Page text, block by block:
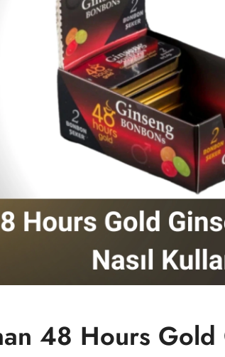
48 Hours Gold